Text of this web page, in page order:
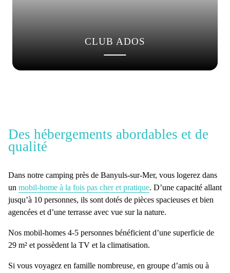
CLUB ADOS
Des hébergements abordables et de
qualité
Dans notre camping près de Banyuls-sur-Mer, vous logerez dans
un mobil-home à la fois pas cher et pratique. D’une capacité allant
jusqu’à 10 personnes, ils sont dotés de pièces spacieuses et bien
agencées et d’une terrasse avec vue sur la nature.
Nos mobil-homes 4-5 personnes bénéficient d’une superficie de
29 m² et possèdent la TV et la climatisation.
Si vous voyagez en famille nombreuse, en groupe d’amis ou à